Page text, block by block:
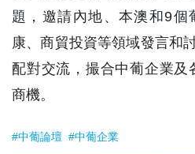
題，邀請內地、本澳和9個
康、商貿投資等領域發言和
配對交流，撮合中葡企業及
商機。
#中葡論壇 #中葡企業